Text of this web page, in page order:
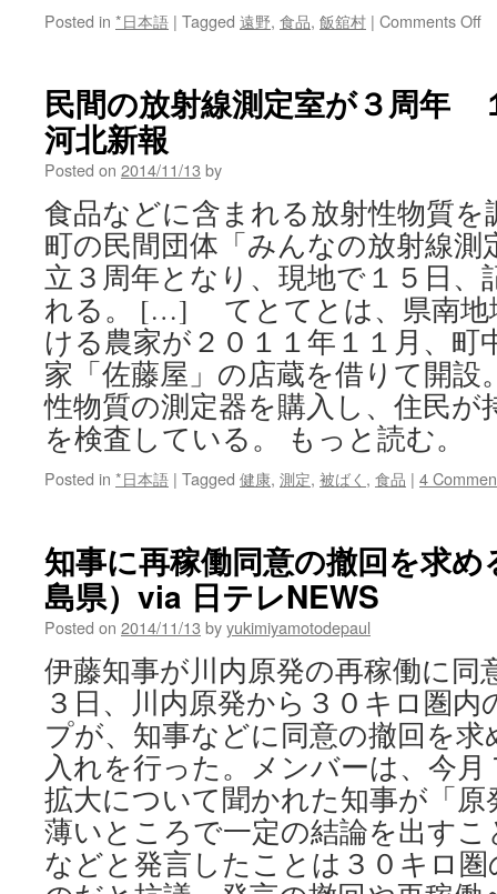
Posted in *日本語 | Tagged 遠野, 食品, 飯舘村 | Comments Offon
慢
野
菜
な
ど
販
地
元
ー
パ
に
岩
民間の放射線測定室が３周年
河北新報
Posted on 2014/11/13 by
食品などに含まれる放射性物質を
町の民間団体「みんなの放射線
立３周年となり、現地で１５日
れる。 […] てとてとは、県南地
ける農家が２０１１年１１月、町
家「佐藤屋」の店蔵を借りて開設
性物質の測定器を購入し、住民が
を検査している。 もっと読む。
Posted in *日本語 | Tagged 健康, 測定, 被ばく , 食品 | 4
知事に再稼働同意の撤回を求
島県）via 日テレNEWS
Posted on 2014/11/13 byyukimiyamotodepaul
伊藤知事が川内原発の再稼働に同
３日、川内原発から３０キロ圏
プが、知事などに同意の撤回を
入れを行った。メンバーは、今
拡大について聞かれた知事が「
薄いところで一定の結論を出す
などと発言したことは３０キロ